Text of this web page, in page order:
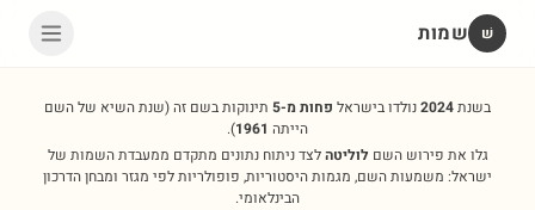
שׁ שמות
בשנת2024נולדו בישראל פחות מ-5 תינוקות בשם זה(שנת השיא של השם
הייתה 1961
).
גלו את פירוש השם לוליטהלצד ניתוח נתונים מתקדם ממעבדת השמות של
ישראל: משמעות השם, מגמות היסטוריות, פופולריות לפי מגזר ומבחן הדרכון
הבינלאומי.